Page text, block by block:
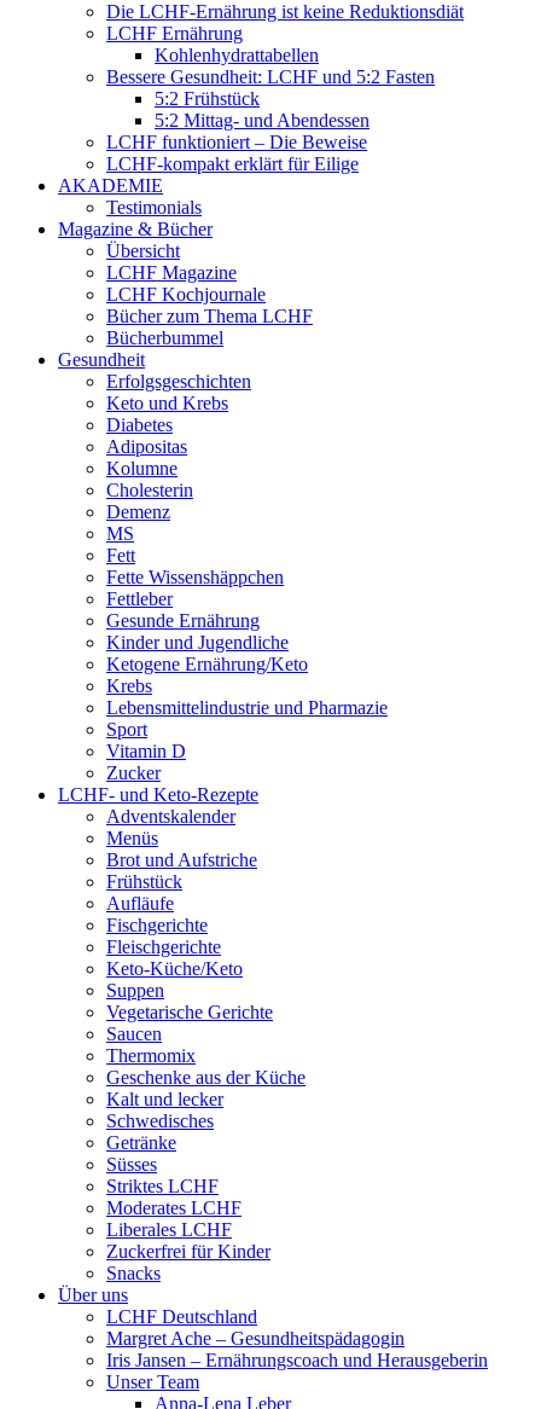
Die LCHF-Ernährung ist keine Reduktionsdiät
LCHF Ernährung
Kohlenhydrattabellen
Bessere Gesundheit: LCHF und 5:2 Fasten
5:2 Frühstück
5:2 Mittag- und Abendessen
LCHF funktioniert – Die Beweise
LCHF-kompakt erklärt für Eilige
AKADEMIE
Testimonials
Magazine & Bücher
Übersicht
LCHF Magazine
LCHF Kochjournale
Bücher zum Thema LCHF
Bücherbummel
Gesundheit
Erfolgsgeschichten
Keto und Krebs
Diabetes
Adipositas
Kolumne
Cholesterin
Demenz
MS
Fett
Fette Wissenshäppchen
Fettleber
Gesunde Ernährung
Kinder und Jugendliche
Ketogene Ernährung/Keto
Krebs
Lebensmittelindustrie und Pharmazie
Sport
Vitamin D
Zucker
LCHF- und Keto-Rezepte
Adventskalender
Menüs
Brot und Aufstriche
Frühstück
Aufläufe
Fischgerichte
Fleischgerichte
Keto-Küche/Keto
Suppen
Vegetarische Gerichte
Saucen
Thermomix
Geschenke aus der Küche
Kalt und lecker
Schwedisches
Getränke
Süsses
Striktes LCHF
Moderates LCHF
Liberales LCHF
Zuckerfrei für Kinder
Snacks
Über uns
LCHF Deutschland
Margret Ache – Gesundheitspädagogin
Iris Jansen – Ernährungscoach und Herausgeberin
Unser Team
Anna-Lena Leber